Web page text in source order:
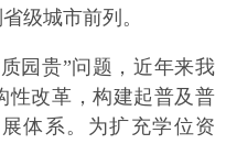
级城市前列。
园贵”问题，近年来我
性改革，构建起普及普
体系。为扩充学位资